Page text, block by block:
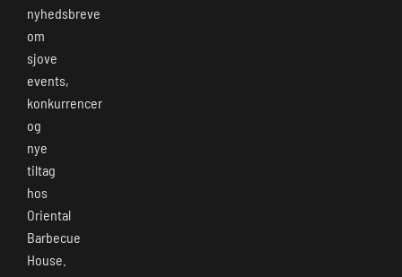
nyhedsbreve
om
sjove
events,
konkurrencer
og
nye
tiltag
hos
Oriental
Barbecue
House.